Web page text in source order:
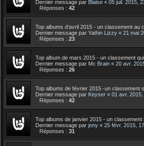
Dernier message par Blaise « 05 juil. 2015,
Réponses : 42
Top albums d'avril 2015 - un classement au
Dernier message par Yathin Lizzy « 21 mai
Réponses : 23
Top album de mars 2015 - un classement
Dernier message par Mc Brain « 20 avr.
Réponses : 26
Top albums de février 2015 -un classement
Dernier message par Keyser « 01 avr.
Réponses : 42
Top albums de janvier 2015 - un
Dernier message par jony « 25 févr. 2015,
Réponses : 31